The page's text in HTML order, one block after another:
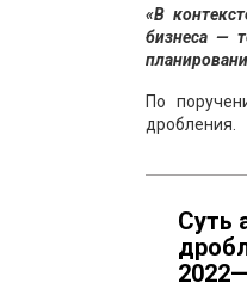
«В
бизнеса —
По
дробления.
Суть